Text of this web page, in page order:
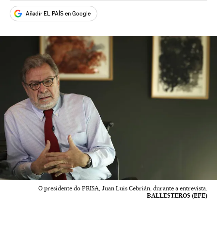
Añadir EL PAÍS en Google
O presidente do PRISA, Juan Luis Cebrián, durante a entrevista.
BALLESTEROS (EFE)